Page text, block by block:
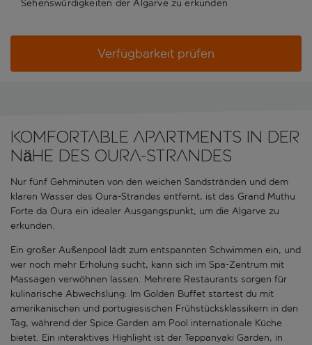
Sehenswürdigkeiten der Algarve zu erkunden
Verfügbarkeit prüfen
Komfortable Apartments in der
Nähe des Oura-Strandes
Nur fünf Gehminuten von den weichen Sandstränden und dem
klaren Wasser des Oura-Strandes entfernt, ist das Grand Muthu
Forte da Oura ein idealer Ausgangspunkt, um die Algarve zu
erkunden.
Ein großer Außenpool lädt zum entspannten Schwimmen ein, und
wer noch mehr Erholung sucht, kann sich im Spa-Zentrum mit
Massagen verwöhnen lassen. Mehrere Restaurants sorgen für
kulinarische Abwechslung: Im Golden Buffet startest du mit
amerikanischen und portugiesischen Frühstücksklassikern in den
Tag, während der Spice Garden am Pool internationale Küche
bietet. Ein interaktives Highlight ist der Teppanyaki Garden, in